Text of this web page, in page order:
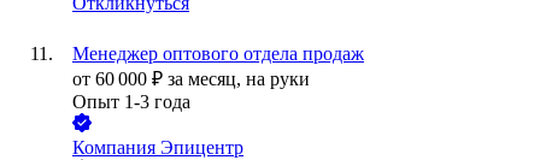
Менеджер оптового отдела продаж
от 60 000 ₽ за месяц, на руки
Опыт 1-3 года
Компания Эпицентр